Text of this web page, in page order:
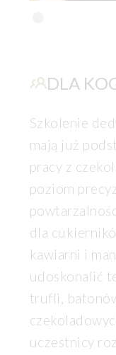
DLA
Szkolenie
mają już
pracy z
poziom
dla
kawiarni i
udoskonalić
trufli,
uczestnicy